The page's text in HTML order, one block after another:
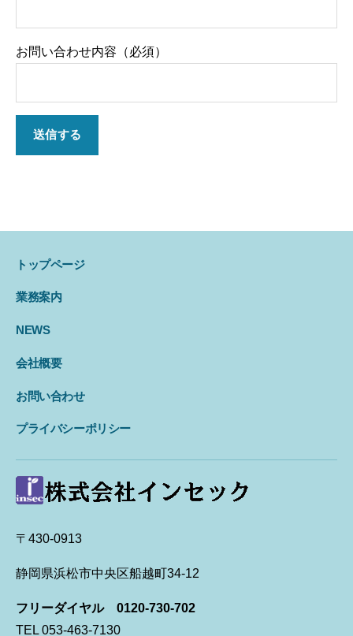
お問い合わせ内容（必須）
トップページ
業務案内
NEWS
会社概要
お問い合わせ
プライバシーポリシー
〒430-0913
静岡県浜松市中央区船越町34-12
フリーダイヤル 0120-730-702
TEL 053-463-7130